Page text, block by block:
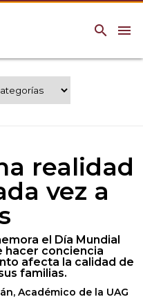
menu
search
realidad
vez a
el Día Mundial
hacer conciencia
afecta la calidad de
familias.
Académico de la UAG